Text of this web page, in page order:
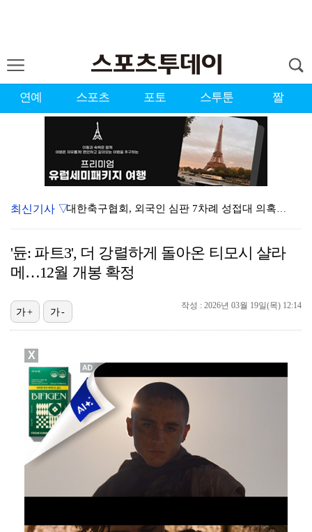
연예 스포츠 포토 스투툰 짤
대한축구협회, 외국인 심판 7차례 성접대 의혹…이 기간…
3승 사냥 시동 건 서교림 "샷·퍼트 만족스러워…좋은 …
박지훈, 9월 잠실실내체육관서 앙코르 콘서트 개최
"기분 맞춰주려고" 축구협회, 외국인 심판 성접대 의혹…
최신기사 ▽
'듄: 파트3', 더 강렬하게 돌아온 티모시 샬라
메…12월 개봉 확정
작성 : 2026년 03월 19일(목) 12:14
가+ 가-
X